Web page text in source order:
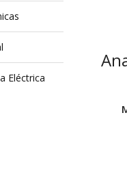
Eléctrica